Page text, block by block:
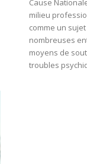
Cause
milieu
comme un
nombreuses
moyens de
troubles